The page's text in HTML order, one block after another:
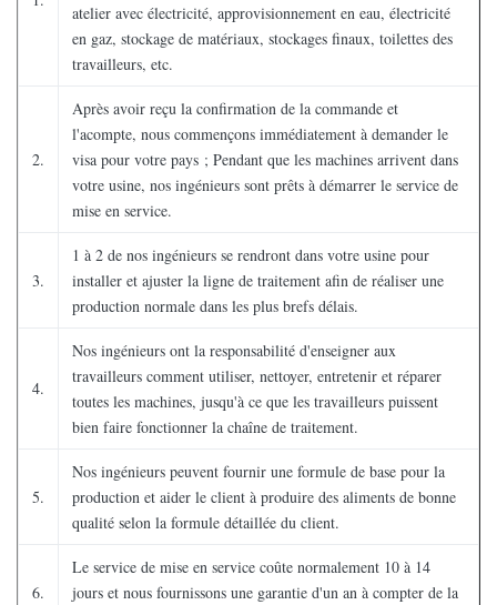
atelier avec électricité, approvisionnement en eau, électricité
en gaz, stockage de matériaux, stockages finaux, toilettes des
travailleurs, etc.
2.
Après avoir reçu la confirmation de la commande et
l'acompte, nous commençons immédiatement à demander le
visa pour votre pays ; Pendant que les machines arrivent dans
votre usine, nos ingénieurs sont prêts à démarrer le service de
mise en service.
3.
1 à 2 de nos ingénieurs se rendront dans votre usine pour
installer et ajuster la ligne de traitement afin de réaliser une
production normale dans les plus brefs délais.
4.
Nos ingénieurs ont la responsabilité d'enseigner aux
travailleurs comment utiliser, nettoyer, entretenir et réparer
toutes les machines, jusqu'à ce que les travailleurs puissent
bien faire fonctionner la chaîne de traitement.
5.
Nos ingénieurs peuvent fournir une formule de base pour la
production et aider le client à produire des aliments de bonne
qualité selon la formule détaillée du client.
6.
Le service de mise en service coûte normalement 10 à 14
jours et nous fournissons une garantie d'un an à compter de la